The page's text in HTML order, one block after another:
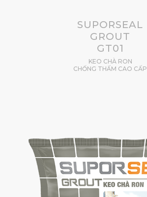
SUPORSEAL
GROUT
GT01
KEO CHÀ RON
CHỐNG THẤM CAO CẤP